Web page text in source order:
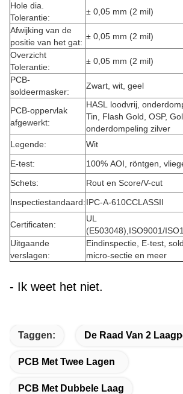
Hole dia.
Tolerantie:
± 0,05 mm (2 mil)
Afwijking van de
positie van het gat:
± 0,05 mm (2 mil)
Overzicht
Tolerantie:
± 0,05 mm (2 mil)
PCB-
soldeermasker:
Zwart, wit, geel
PCB-oppervlak
afgewerkt:
HASL loodvrij,
Tin, Flash Gold, OSP,
onderdompeling zilver
Legende:
Wit
E-test:
100% AOI, röntgen,
Schets:
Rout en Score/V-cut
Inspectiestandaard:IPC-A-610CCLASSII
Certificaten:
UL
(E503048),ISO9001/
Uitgaande
verslagen:
Eindinspectie, E-test,
micro-sectie en meer
- Ik weet het niet.
Taggen: De Raad Van 2
PCB Met Twee Lagen
PCB Met Dubbele Laag